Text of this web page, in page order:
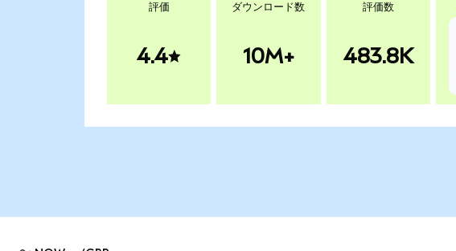
評価
4.4
ダウンロード数
10M+
評価数
483.8K